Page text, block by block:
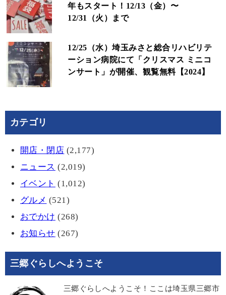
年もスタート！12/13（金）〜
12/31（火）まで
12/25（水）埼玉みさと総合リハビリテ
ーション病院にて「クリスマス ミニコ
ンサート」が開催、観覧無料【2024】
カテゴリ
開店・閉店 (2,177)
ニュース (2,019)
イベント (1,012)
グルメ (521)
おでかけ (268)
お知らせ (267)
三郷ぐらしへようこそ
三郷ぐらしへようこそ！ここは埼玉県三郷市